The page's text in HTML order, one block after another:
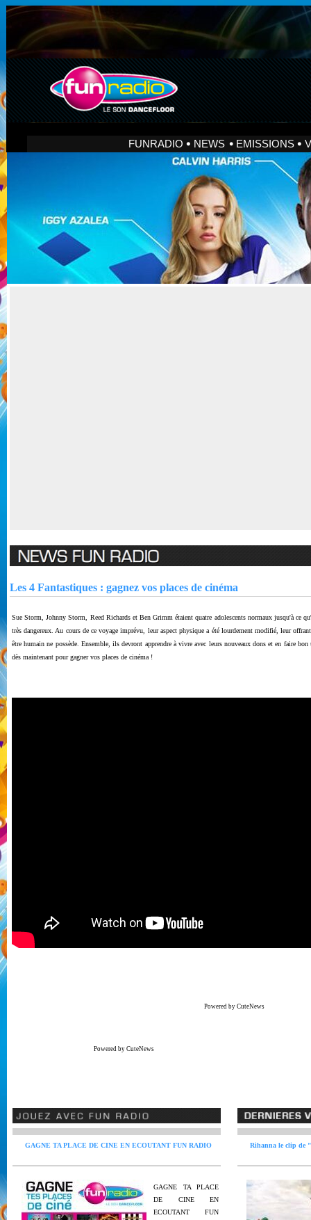
FUNRADIO NEWS EMISSIONS
Les 4 Fantastiques : gagnez vos places de cinéma
Sue Storm, Johnny Storm, Reed Richards et Ben Grimm étaient quatre adolescents normaux jusqu'à ce
très dangereux. Au cours de ce voyage imprévu, leur aspect physique a été lourdement modifié, leur
être humain ne possède. Ensemble, ils devront apprendre à vivre avec leurs nouveaux dons et en faire
dès maintenant pour gagner vos places de cinéma !
Powered by CuteNews
Powered by CuteNews
GAGNE TA PLACE DE CINE EN ECOUTANT FUN RADIO
GAGNE TA PLACE
DE CINE EN
ECOUTANT FUN
Rihanna le clip de